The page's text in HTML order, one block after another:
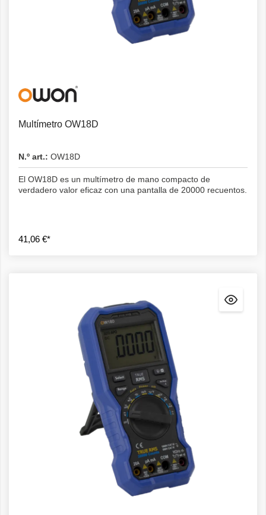
Multímetro OW18D
N.º art.: OW18D
El OW18D es un multímetro de mano compacto de
verdadero valor eficaz con una pantalla de 20000 recuentos.
41,06 €*